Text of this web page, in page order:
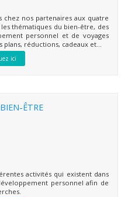
chez nos partenaires aux quatre
thématiques du bien-être, des
personnel et de voyages
réductions, cadeaux et...
ici
ÊTRE
activités qui existent dans
personnel afin de